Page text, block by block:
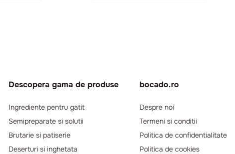
Descopera gama de produse
Ingrediente pentru gatit
Semipreparate si solutii
Brutarie si patiserie
Deserturi si inghetata
bocado.ro
Despre noi
Termeni si conditii
Politica de confidentialitate
Politica de cookies